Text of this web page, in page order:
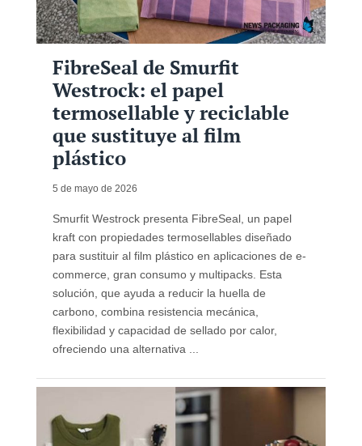
FibreSeal de Smurfit
Westrock: el papel
termosellable y reciclable
que sustituye al film
plástico
5 de mayo de 2026
Smurfit Westrock presenta FibreSeal, un papel
kraft con propiedades termosellables diseñado
para sustituir al film plástico en aplicaciones de e-
commerce, gran consumo y multipacks. Esta
solución, que ayuda a reducir la huella de
carbono, combina resistencia mecánica,
flexibilidad y capacidad de sellado por calor,
ofreciendo una alternativa ...